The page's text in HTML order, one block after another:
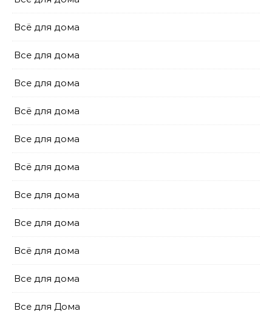
Всё для дома
Все для дома
Все для дома
Всё для дома
Все для дома
Всё для дома
Все для дома
Все для дома
Всё для дома
Все для дома
Все для Дома